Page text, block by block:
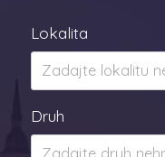
Lokalita
Druh